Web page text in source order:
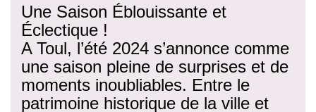
Une Saison Éblouissante et
Éclectique !
A Toul, l’été 2024 s’annonce comme
une saison pleine de surprises et de
moments inoubliables. Entre le
patrimoine historique de la ville et